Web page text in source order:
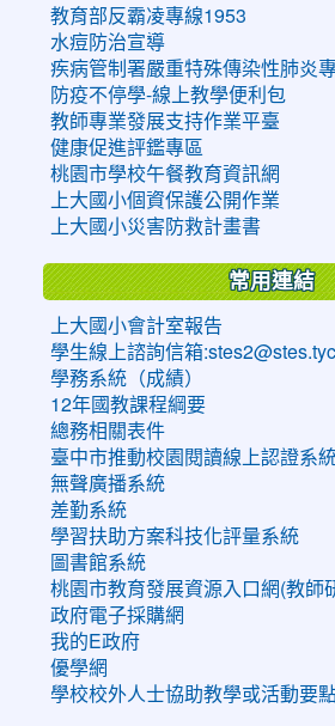
教育部反霸凌專線1953
水痘防治宣導
疾病管制署嚴重特殊傳染性肺炎
防疫不停學-線上教學便利包
教師專業發展支持作業平臺
健康促進評鑑專區
桃園市學校午餐教育資訊網
上大國小個資保護公開作業
上大國小災害防救計畫書
常用連結
上大國小會計室報告
學生線上諮詢信箱
學務系統（成績）
12年國教課程綱要
總務相關表件
臺中市推動校園閱讀線上認證系
無聲廣播系統
差勤系統
學習扶助方案科技化評量系統
圖書館系統
桃園市教育發展資源入口網(教師
政府電子採購網
我的E政府
優學網
學校校外人士協助教學或活動要